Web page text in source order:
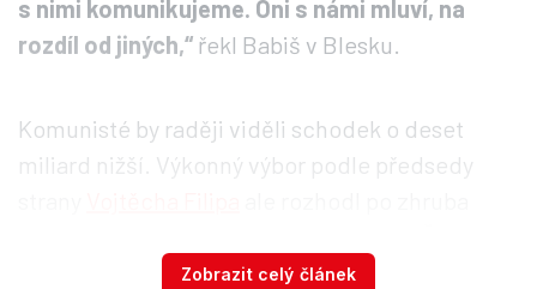
s nimi komunikujeme. Oni s námi mluví, na
rozdíl od jiných,“ řekl Babiš v Blesku.
Komunisté by raději viděli schodek o deset
miliard nižší. Výkonný výbor podle předsedy
středu na výboru podpoří státní rozpočet tak,
Zobrazit celý článek